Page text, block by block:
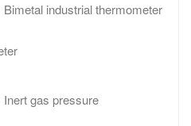
industrial thermometer
gas pressure